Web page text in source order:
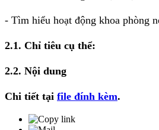
- Tìm hiểu hoạt động khoa phòng
2.1. Chỉ tiêu cụ thể:
2.2. Nội dung
Chi tiết tại file đính kèm.